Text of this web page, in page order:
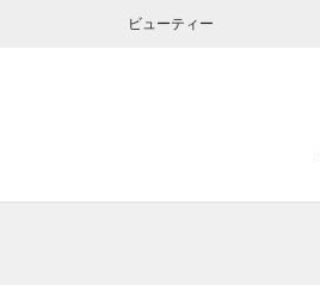
ビューティー